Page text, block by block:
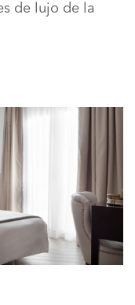
de lujo de la